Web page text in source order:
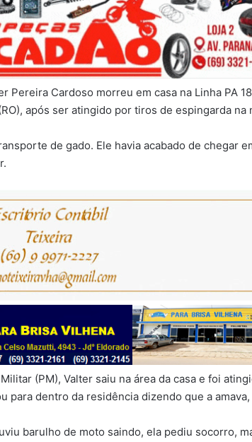
Pereira Cardoso morreu em casa na Linha PA
após ser atingido por tiros de espingarda na
de gado. Ele havia acabado de chegar
(PM), Valter saiu na área da casa e foi
dentro da residência dizendo que a amava,
barulho de moto saindo, ela pediu socorro,